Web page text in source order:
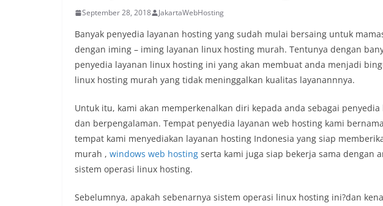
September 28, 2018 JakartaWebHosting
Banyak penyedia layanan hosting yang sudah mulai bersaing untuk
dengan iming – iming layanan linux hosting murah. Tentunya dengan
penyedia layanan linux hosting ini yang akan membuat anda menjadi
linux hosting murah yang tidak meninggalkan kualitas layanannnya.
Untuk itu, kami akan memperkenalkan diri kepada anda sebagai
dan berpengalaman. Tempat penyedia layanan web hosting kami
tempat kami menyediakan layanan hosting Indonesia yang siap
murah , windows web hosting serta kami juga siap bekerja sama dengan
sistem operasi linux hosting.
Sebelumnya, apakah sebenarnya sistem operasi linux hosting ini?dan